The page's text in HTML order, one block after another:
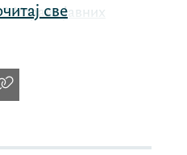
Управа јавних
- Црногорски
АД ДОПИСИ
допис ГД
све